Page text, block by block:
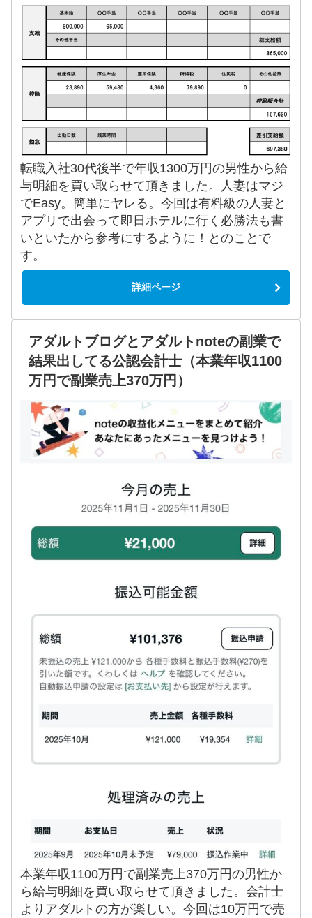
転職入社30代後半で年収1300万円の男性から給
与明細を買い取らせて頂きました。人妻はマジ
でEasy。簡単にヤレる。今回は有料級の人妻と
アプリで出会って即日ホテルに行く必勝法も書
いといたから参考にするように！とのことで
す。
詳細ページ
アダルトブログとアダルトnoteの副業で
結果出してる公認会計士（本業年収1100
万円で副業売上370万円）
本業年収1100万円で副業売上370万円の男性か
ら給与明細を買い取らせて頂きました。会計士
よりアダルトの方が楽しい。今回は10万円で売